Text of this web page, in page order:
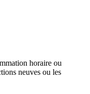
horaire ou
neuves ou les